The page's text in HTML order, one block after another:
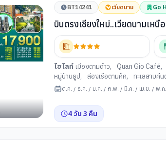
BT14241 เวียดนาม Go
บินตรงเชียงใหม่..เวียดนามเหนือ ฮานอย เมืองตามด๋าว นิงห์บิงห์ 4
เวียดนาม..ฟีลยุโรป..ท่ามกลาง
ไฮไลท์ เมืองตามด๋าว, Quan Gio Café,
หมู่บ้านธูป, ล่องเรือตามก๊ก, ทะเลสาบคืน
ต.ค. / ธ.ค. / ม.ค. / ก.พ. / มี.ค. / เม.ย. / พ.ค.
4 วัน 3 คืน